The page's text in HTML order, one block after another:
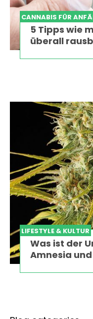
CANNABIS FÜR
5 Tipps wie
überall
LIFESTYLE & KULTUR
Was ist der
Amnesia